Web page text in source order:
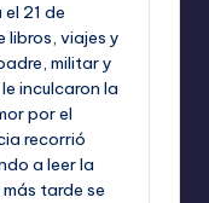
21 de
libros, viajes y
militar y
inculcaron la
por el
recorrió
a leer la
tarde se